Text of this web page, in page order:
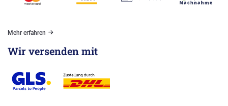
Mehr erfahren
Wir versenden mit